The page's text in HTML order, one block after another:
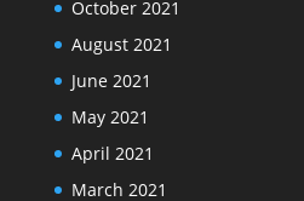
October 2021
August 2021
June 2021
May 2021
April 2021
March 2021